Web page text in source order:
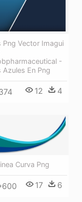
Png Vector Imagui
-
Azules En Png
12 4
Curva Png
17 6